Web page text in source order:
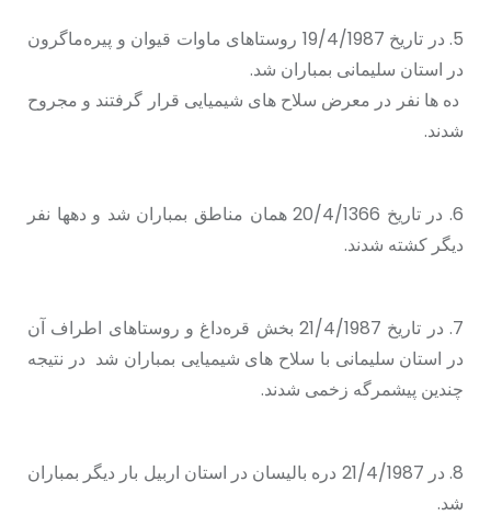
5. در تاریخ 19/4/1987 روستاهای ماوات قیوان و پیرەماگرون
در استان سلیمانی بمباران شد.
ده ها نفر در معرض سلاح های شیمیایی قرار گرفتند و مجروح
شدند.
6. در تاریخ 20/4/1366 همان مناطق بمباران شد و دهها نفر
دیگر کشته شدند.
7. در تاریخ 21/4/1987 بخش قرەداغ و روستاهای اطراف آن
در استان سلیمانی با سلاح های شیمیایی بمباران شد در نتیجه
چندین پیشمرگه زخمی شدند.
8. در 21/4/1987 دره بالیسان در استان اربیل بار دیگر بمباران
شد.